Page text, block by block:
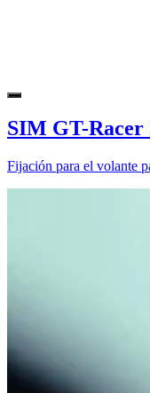
SIM GT-Racer
Fijación para el volante